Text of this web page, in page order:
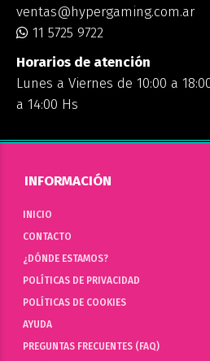
ventas@hypergaming.com.ar
11 5725 9722
Horarios de atención
Lunes a Viernes de 10:00 a
a 14:00 Hs
INFORMACIÓN
INICIO
CONTACTO
¿DÓNDE ESTAMOS?
POLÍTICAS DE PRIVACIDAD
POLÍTICAS DE COOKIES
AYUDA
PREGUNTAS FRECUENTES (FAQ)